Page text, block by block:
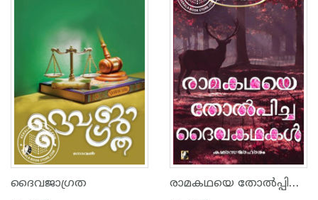
ദൈവജാഗ്രത രാമകഥയെ തോൽപ്പിച്ച ദൈവകഥകൾ